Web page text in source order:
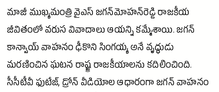
మాజీ ముఖ్యమంత్రివైఎస్ జగన్‌మోహన్‌రెడ్డి రాజకీయ
జీవితంలో వరుస వివాదాలు ఆయన్ని కమ్మేశాయి.జగన్
కాన్వాయ్ వాహనం ఢీకొని సింగయ్య అనే వృద్ధుడు
మరణించిన ఘటన రాష్ట్ర రాజకీయాలను కదిలించింది.
సీసీటీవీ ఫుటేజ్, డ్రోన్ వీడియోల ఆధారంగాజగన్ వాహనం